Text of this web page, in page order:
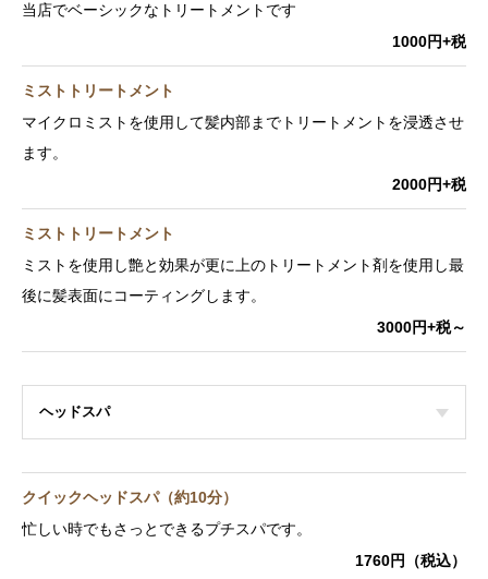
当店でベーシックなトリートメントです
1000円+税
ミストトリートメント
マイクロミストを使用して髪内部までトリートメントを浸透させ
ます。
2000円+税
ミストトリートメント
ミストを使用し艶と効果が更に上のトリートメント剤を使用し最
後に髪表面にコーティングします。
3000円+税～
ヘッドスパ
クイックヘッドスパ（約10分）
忙しい時でもさっとできるプチスパです。
1760円（税込）